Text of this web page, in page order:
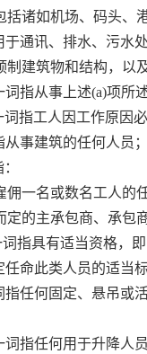
如机场、码头、港
于通讯、排水、污水
建筑物和结构，以
指从事上述(a)项所
工人因工作原因必
事建筑的任何人员
一名或数名工人的
的主承包商、承包
具有适当资格，即
任命此类人员的适当
任何固定、悬吊或活
指任何用于升降人